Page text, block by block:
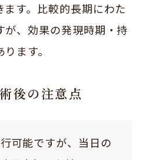
す。比較的長期にわた
が、効果の発現時期・持
ます。
後の注意点
可能ですが、当日の